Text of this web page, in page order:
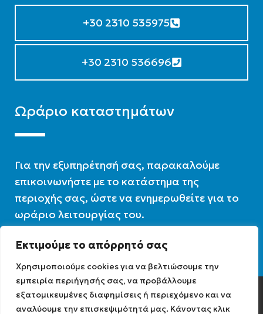
Εκτιμούμε το απόρρητό σας
Χρησιμοποιούμε cookies για να βελτιώσουμε την
εμπειρία περιήγησής σας, να προβάλλουμε
εξατομικευμένες διαφημίσεις ή περιεχόμενο και να
αναλύουμε την επισκεψιμότητά μας. Κάνοντας κλικ
+30 2310 535975
+30 2310 536696
Ωράριο καταστημάτων
Για την εξυπηρέτησή σας, παρακαλούμε
επικοινωνήστε με το κατάστημα της
περιοχής σας, ώστε να ενημερωθείτε για το
ωράριο λειτουργίας του.
Ωράριο λειτουργίας : 07:30 – 16:00
Diathermiki.gr © 2022